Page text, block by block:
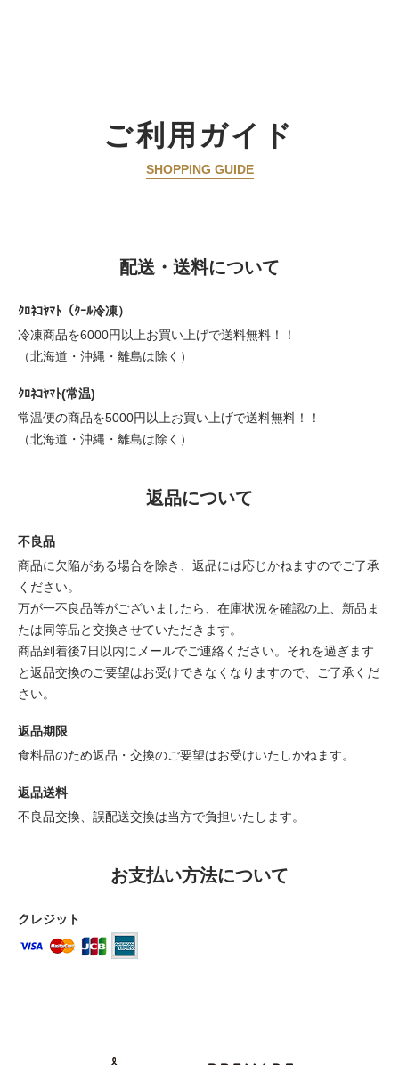
ご利用ガイド
SHOPPING GUIDE
配送・送料について
ｸﾛﾈｺﾔﾏﾄ（ｸｰﾙ冷凍）
冷凍商品を6000円以上お買い上げで送料無料！！
（北海道・沖縄・離島は除く）
ｸﾛﾈｺﾔﾏﾄ(常温)
常温便の商品を5000円以上お買い上げで送料無料！！
（北海道・沖縄・離島は除く）
返品について
不良品
商品に欠陥がある場合を除き、返品には応じかねますのでご了承
ください。
万が一不良品等がございましたら、在庫状況を確認の上、新品ま
たは同等品と交換させていただきます。
商品到着後7日以内にメールでご連絡ください。それを過ぎます
と返品交換のご要望はお受けできなくなりますので、ご了承くだ
さい。
返品期限
食料品のため返品・交換のご要望はお受けいたしかねます。
返品送料
不良品交換、誤配送交換は当方で負担いたします。
お支払い方法について
クレジット